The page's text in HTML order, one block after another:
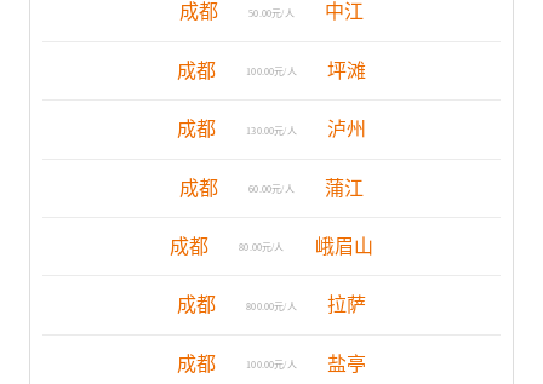
成都 50.00元/人 中江
成都 100.00元/人 坪滩
成都 130.00元/人 泸州
成都 60.00元/人 蒲江
成都 80.00元/人 峨眉山
成都 800.00元/人 拉萨
成都 100.00元/人 盐亭